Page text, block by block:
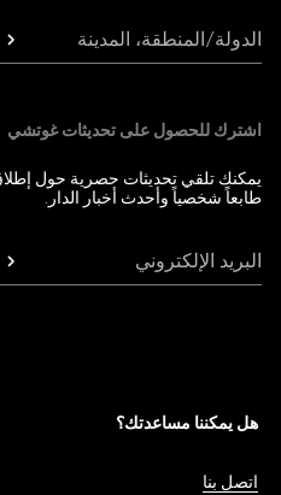
الدولة/المنطقة، المدينة
اشترك للحصول على تحديثات غوتشي
يمكنك تلقي تحديثات حصرية حول
طابعاً شخصياً وأحدث أخبار الدار.
البريد الإلكتروني
هل يمكننا مساعدتك؟
اتصل بنا